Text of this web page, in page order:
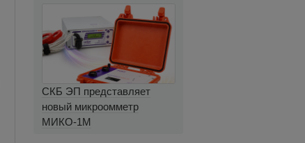
СКБ ЭП представляет
новый микроомметр
МИКО-1М